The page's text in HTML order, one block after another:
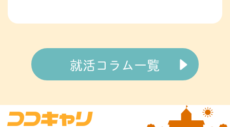
就活コラム一覧